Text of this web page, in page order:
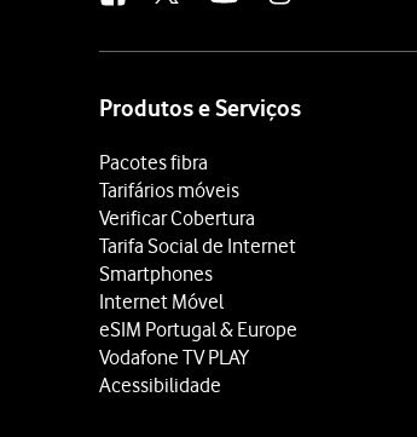
Produtos e Serviços
Pacotes fibra
Tarifários móveis
Verificar Cobertura
Tarifa Social de Internet
Smartphones
Internet Móvel
eSIM Portugal & Europe
Vodafone TV PLAY
Acessibilidade